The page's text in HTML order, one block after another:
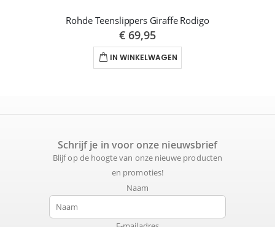
Rohde Teenslippers Giraffe Rodigo
€ 69,95
IN WINKELWAGEN
Schrijf je in voor onze nieuwsbrief
Blijf op de hoogte van onze nieuwe producten
en promoties!
Naam